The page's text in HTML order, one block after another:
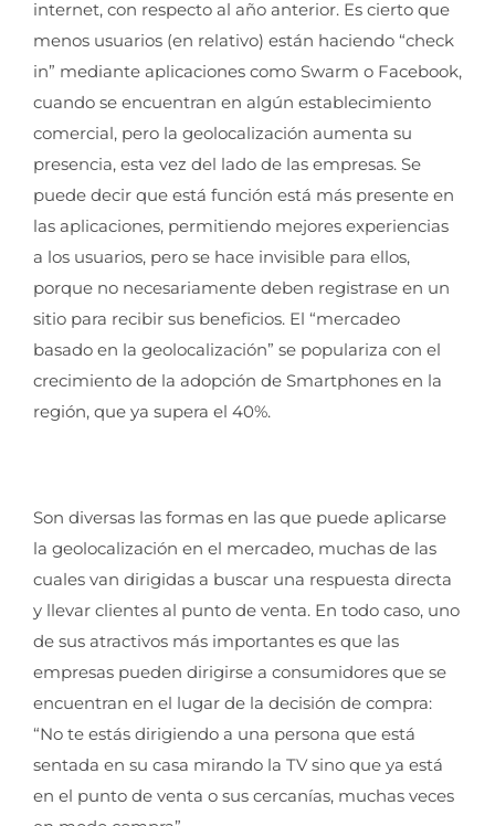
internet, con respecto al año anterior. Es cierto que
menos usuarios (en relativo) están haciendo “check
in” mediante aplicaciones como Swarm o Facebook,
cuando se encuentran en algún establecimiento
comercial, pero la geolocalización aumenta su
presencia, esta vez del lado de las empresas. Se
puede decir que está función está más presente en
las aplicaciones, permitiendo mejores experiencias
a los usuarios, pero se hace invisible para ellos,
porque no necesariamente deben registrase en un
sitio para recibir sus beneficios. El “mercadeo
basado en la geolocalización” se populariza con el
crecimiento de la adopción de Smartphones en la
región, que ya supera el 40%.
Son diversas las formas en las que puede aplicarse
la geolocalización en el mercadeo, muchas de las
cuales van dirigidas a buscar una respuesta directa
y llevar clientes al punto de venta. En todo caso, uno
de sus atractivos más importantes es que las
empresas pueden dirigirse a consumidores que se
encuentran en el lugar de la decisión de compra:
“No te estás dirigiendo a una persona que está
sentada en su casa mirando la TV sino que ya está
en el punto de venta o sus cercanías, muchas veces